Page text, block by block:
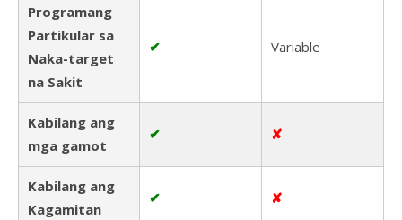
Programang
Partikular sa
Naka-target
na Sakit
✔ Variable
Kabilang ang
mga gamot
✔ ✘
Kabilang ang
Kagamitan
✔ ✘